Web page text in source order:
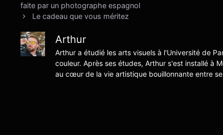
faite par un photographe espagnol
Le cadeau que vous méritez
Arthur
Arthur a étudié les arts visuels à l'Université de
couleur. Après ses études, Arthur s'est installé à
au cœur de la vie artistique bouillonnante entre